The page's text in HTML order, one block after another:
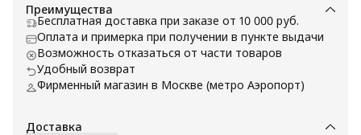
Преимущества
Бесплатная доставка при заказе от 10 000 руб.
Оплата и примерка при получении в пункте выдачи
Возможность отказаться от части товаров
Удобный возврат
Фирменный магазин в Москве (метро Аэропорт)
Доставка